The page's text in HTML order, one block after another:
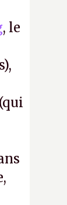
, le